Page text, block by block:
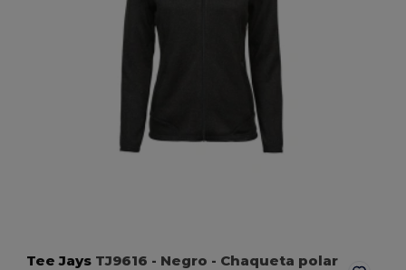
Tee Jays TJ9616 - Negro - Chaqueta polar